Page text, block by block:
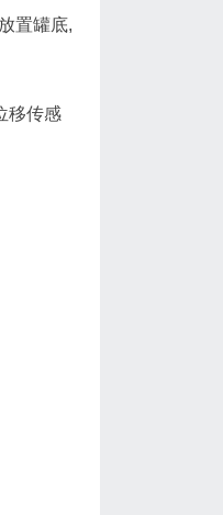
置罐底,
移传感